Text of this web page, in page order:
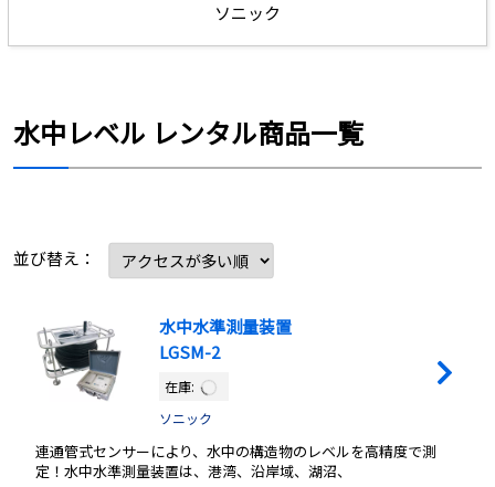
ソニック
水中レベル レンタル商品一覧
並び替え：
水中水準測量装置
LGSM-2
在庫:
ソニック
連通管式センサーにより、水中の構造物のレベルを高精度で測
定！水中水準測量装置は、港湾、沿岸域、湖沼、